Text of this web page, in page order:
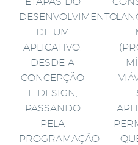
DESENVOLVIMENTO
DE UM
APLICATIVO,
DESDE A
CONCEPÇÃO
E DESIGN,
PASSANDO
PELA
PROGRAMAÇÃO